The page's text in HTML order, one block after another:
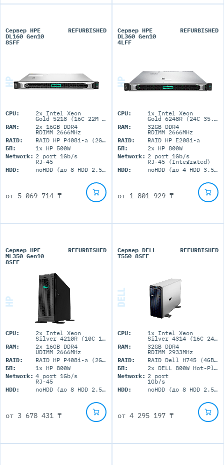
Сервер HPE
DL160 Gen10
8SFF
REFURBISHED
CPU: 2x Intel Xeon
Gold 5218 (16C 22M Cache 2.30 GHz)
RAM:
2x 16GB DDR4
RDIMM 2666MHz
RAID:
RAID HP P408i-a (2GB+FBWC)
БП:
1x HP 500W
Network: 2 port 1Gb/s
RJ-45
HDD:
noHDD (до 8 HDD 2.5'' SFF)
от 5 069 714 ₸
Сервер HPE
DL360 Gen10
4LFF
REFURBISHED
CPU: 1x Intel Xeon
Gold 6248R (24C 35.75M Cache 3.00 GHz)
RAM:
32GB DDR4
RDIMM 2666MHz
RAID:
RAID HP E208i-a
БП:
2x HP 800W
Network: 2 port 1Gb/s
RJ-45 (Integrated)
HDD:
noHDD (до 4 HDD 3.5'' LFF)
от 1 801 929 ₸
Сервер HPE
ML350 Gen10
8SFF
REFURBISHED
CPU: 2x Intel Xeon
Silver 4210R (10C 13.75M Cache 2.40 GHz)
RAM:
2x 16GB DDR4
UDIMM 2666MHz
RAID:
RAID HP P408i-a (2GB+FBWC)
БП:
1x HP 800W
Network: 4 port 1Gb/s
RJ-45
HDD:
noHDD (до 8 HDD 2.5'' SFF)
от 3 678 431 ₸
Сервер DELL
T550 8SFF
REFURBISHED
CPU: 1x Intel Xeon
Silver 4314 (16C 24M Cache 2.4GHz)
RAM:
32GB DDR4
RDIMM 2933MHz
RAID:
RAID Dell H745 (4GB+BBU)
БП:
2x DELL 800W Hot-Plug
Network: 2 port
1Gb/s
HDD:
noHDD (до 8 HDD 2.5'' SFF)
от4 295 197 ₸